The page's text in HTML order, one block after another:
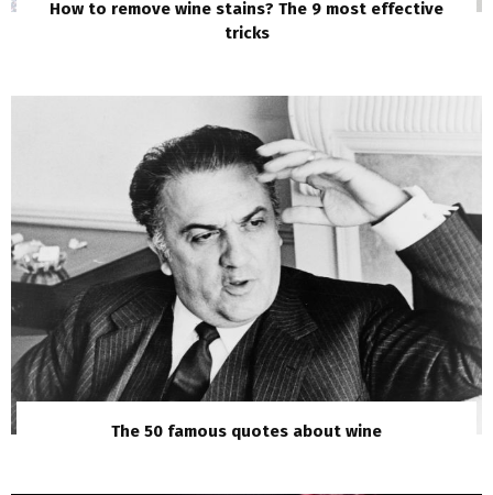
How to remove wine stains? The 9 most effective
tricks
The 50 famous quotes about wine